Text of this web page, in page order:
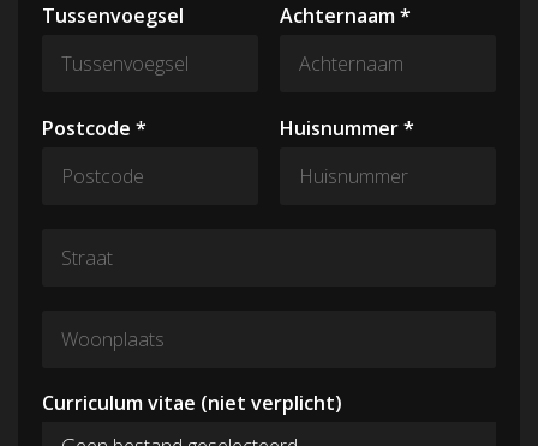
Tussenvoegsel Achternaam *
Postcode * Huisnummer *
Curriculum vitae (niet verplicht)